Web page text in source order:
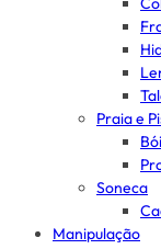
Praia e
Soneca
Manipulação